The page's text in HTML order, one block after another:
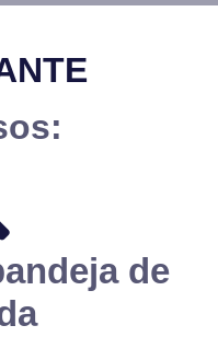
de